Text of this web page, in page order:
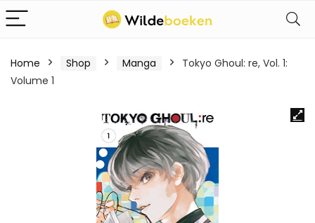
Home Shop Manga
Tokyo Ghoul: re, Vol. 1:
Volume 1